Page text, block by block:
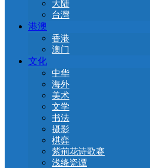
大陆
台灣
港澳
香港
澳门
文化
中华
海外
美术
文学
书法
摄影
棋弈
紫荊花诗歌赛
浅绛瓷谭